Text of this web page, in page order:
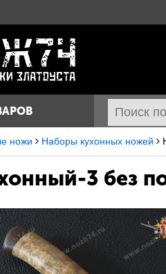
ножи Наборы кухонных ножей
3 без